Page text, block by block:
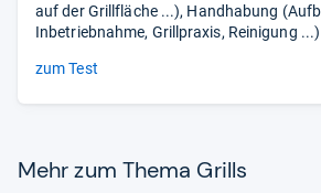
auf der Grillfläche ...), Handhabung
Inbetriebnahme, Grillpraxis, Reinigung
zum Test
Mehr zum Thema Grills